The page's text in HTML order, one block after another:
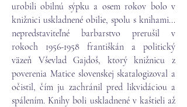
urobili obilnú sýpku a osem rokov bolo v
knižnici uskladnené obilie, spolu s knihami...
nepredstaviteľné barbarstvo prerušil v
rokoch 1956-1958 františkán a politický
väzeň Vševlad Gajdoš, ktorý knižnicu z
poverenia Matice slovenskej skatalogizoval a
očistil, čím ju zachránil pred likvidáciou a
spálením. Knihy boli uskladnené v kaštieli až